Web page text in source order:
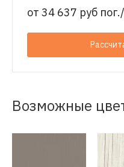
от 34 637 руб
Возможные